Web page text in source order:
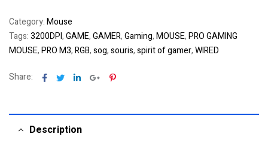
Category:Mouse
Tags:3200DPI,GAME,GAMER,Gaming,MOUSE,PRO GAMING
MOUSE,PRO M3,RGB,sog,souris,spirit of gamer,WIRED
Share: Facebook
TwitterLinkedinGoogle+Pinterest
Description